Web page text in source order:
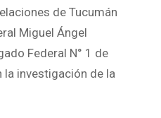
de Tucumán
Miguel Ángel
Federal N° 1 de
la investigación de la